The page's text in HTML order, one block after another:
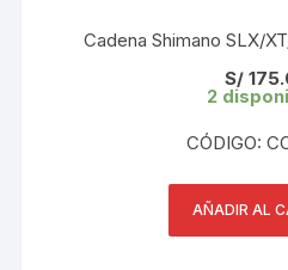
Cadena Shimano SLX/
S/
2
CÓDIGO:
AÑADIR AL